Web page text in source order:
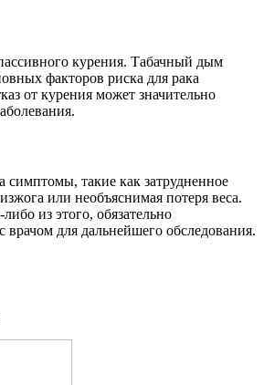
курения. Табачный дым
факторов риска для рака
от курения может значительно
симптомы, такие как затрудненное
или необъяснимая потеря веса.
из этого, обязательно
врачом для дальнейшего обследования.